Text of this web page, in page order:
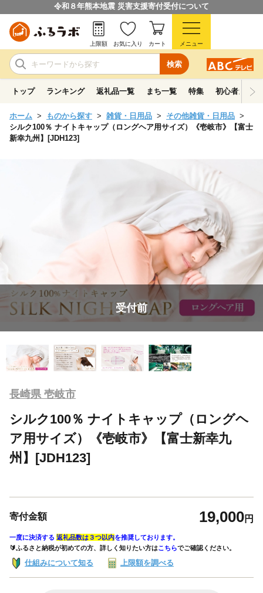
令和８年熊本地震 災害支援寄付受付について
検索
上限額 お気に入り カート メニュー
トップ ランキング 返礼品一覧 まち一覧 特集 初心者ガイド
ホーム ものから探す 雑貨・日用品
その他雑貨・日用品
シルク100％ ナイトキャップ（ロングヘア用サイズ）《壱岐市》【富士
新幸九州】[JDH123]
受付前
長崎県 壱岐市
シルク100％ ナイトキャップ（ロングヘ
ア用サイズ）《壱岐市》【富士新幸九
州】[JDH123]
寄付金額 19,000円
一度に決済する 返礼品数は３つ以内を推奨しております。
🔰ふるさと納税が初めての方、詳しく知りたい方はこちらでご確認ください。
仕組みについて知る 上限額を調べる